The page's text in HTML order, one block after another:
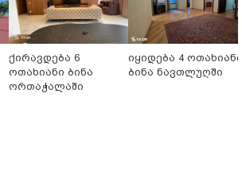
ქირავდება 6
ოთახიანი ბინა
ორთაჭალაში
იყიდება 4 ოთახიანი
ბინა ნავთლუღში